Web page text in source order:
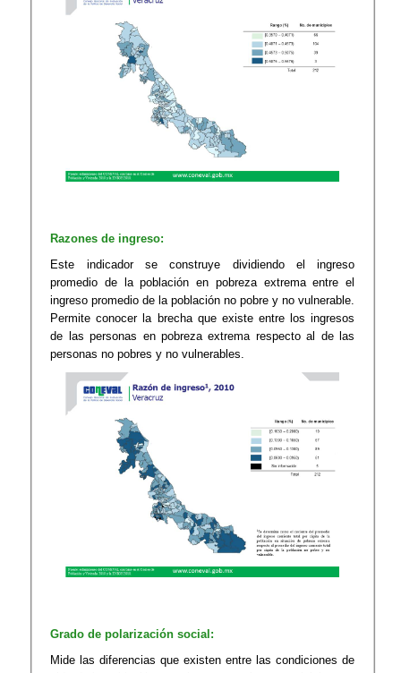
Razones de ingreso:
Este indicador se construye dividiendo el ingreso
promedio de la población en pobreza extrema entre el
ingreso promedio de la población no pobre y no vulnerable.
Permite conocer la brecha que existe entre los ingresos
de las personas en pobreza extrema respecto al de las
personas no pobres y no vulnerables.
Grado de polarización social:
Mide las diferencias que existen entre las condiciones de